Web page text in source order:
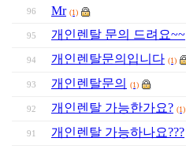
96 Mr (1)
95 개인렌탈 문의 드려요~~
94 개인렌탈문의입니다 (1)
93 개인렌탈문의 (1)
92 개인렌탈 가능한가요? (1)
91 개인렌탈 가능하나요???